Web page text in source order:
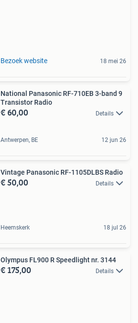
Bezoek website 18 mei 26
National Panasonic RF-710EB 3-band 9
Transistor Radio
€ 60,00 Details
Antwerpen, BE 12 jun 26
Vintage Panasonic RF-1105DLBS Radio
€ 50,00 Details
Heemskerk 18 jul 26
Olympus FL900 R Speedlight nr. 3144
€ 175,00 Details